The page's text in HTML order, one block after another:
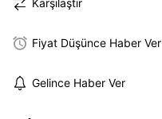
Karşılaştır
Fiyat Düşünce Haber Ver
Gelince Haber Ver